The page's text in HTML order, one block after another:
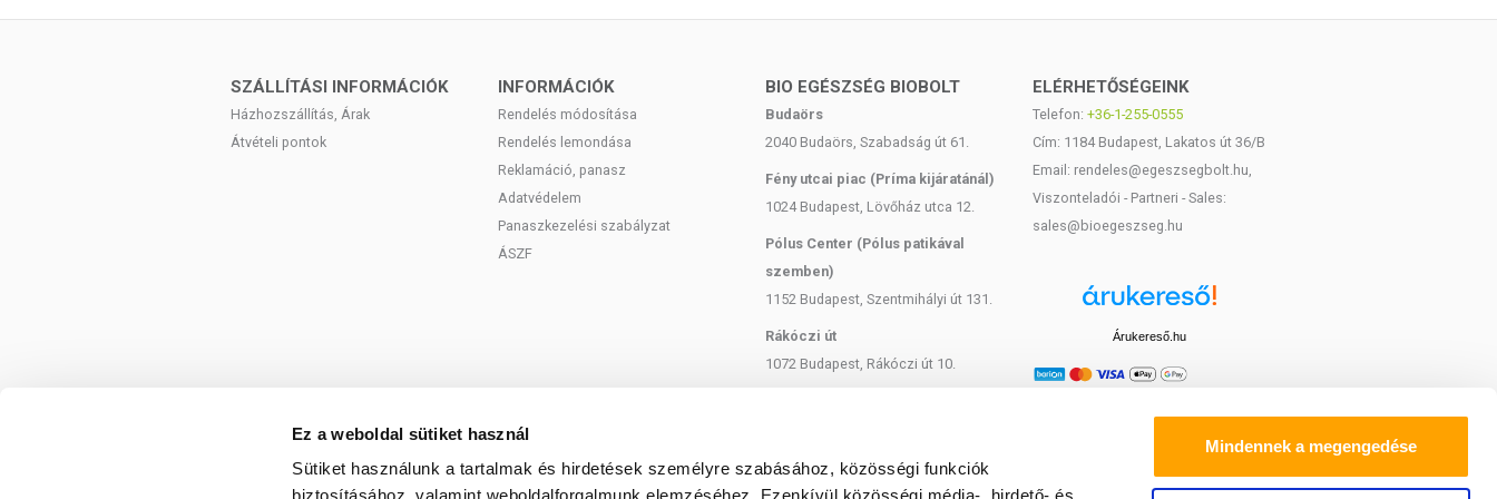
Ez a weboldal sütiket használ
Sütiket használunk a tartalmak és hirdetések személyre szabásához, közösségi funkciók
Mindennek a megengedése
B12-vitamin 2,5 μg (100%*)
Biotin 150 μg (300%*)
6 mg (100%*)
L-cisztein 100 mg
SZÁLLÍTÁSI INFORMÁCIÓK
Házhozszállítás, Árak
Átvételi pontok
INFORMÁCIÓK
Rendelés módosítása
Rendelés lemondása
Reklamáció, panasz
Adatvédelem
Panaszkezelési szabályzat
ÁSZF
BIO EGÉSZSÉG BIOBOLT
Budaörs
2040 Budaörs, Szabadság út 61.
Fény utcai piac (Príma kijáratánál)
1024 Budapest, Lövőház utca 12.
Pólus Center (Pólus patikával
szemben)
1152 Budapest, Szentmihályi út 131.
Rákóczi út
1072 Budapest, Rákóczi út 10.
Bartók Béla
ELÉRHETŐSÉGEINK
Telefon: +36-1-255-0555
Cím: 1184 Budapest, Lakatos út 36/B
Email: rendeles@egeszsegbolt.hu,
Viszonteladói - Partneri - Sales:
sales@bioegeszseg.hu
Árukereső.hu